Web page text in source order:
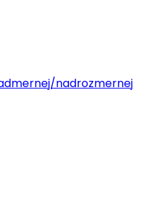
nadrozmernej